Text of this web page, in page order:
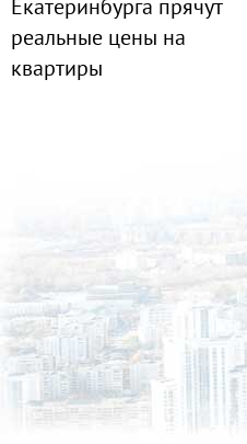
Екатеринбурга прячут
реальные цены на
квартиры